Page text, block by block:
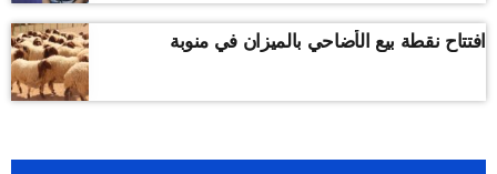
افتتاح نقطة بيع الأضاحي بالميزان في منوبة